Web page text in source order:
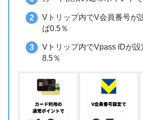
Vトリップ内でV会員番号が
ば0.5％
Vトリップ内でVpass IDが
8.5％